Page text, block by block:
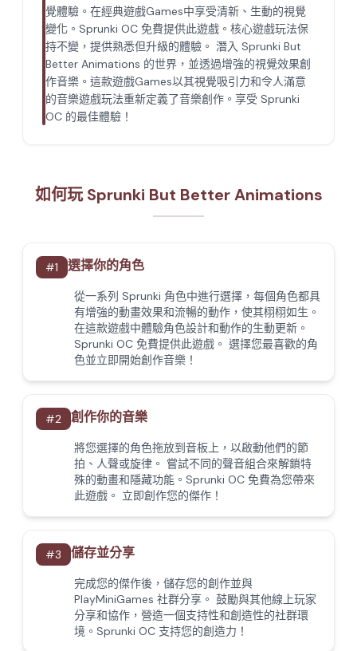
覺體驗。在經典遊戲Games中享受清新、生動的視覺
變化。Sprunki OC 免費提供此遊戲。核心遊戲玩法保
持不變，提供熟悉但升級的體驗。 潛入 Sprunki But
Better Animations 的世界，並透過增強的視覺效果創
作音樂。這款遊戲Games以其視覺吸引力和令人滿意
的音樂遊戲玩法重新定義了音樂創作。享受 Sprunki
OC 的最佳體驗！
如何玩 Sprunki But Better Animations
#1 選擇你的角色
從一系列 Sprunki 角色中進行選擇，每個角色都具
有增強的動畫效果和流暢的動作，使其栩栩如生。
在這款遊戲中體驗角色設計和動作的生動更新。
Sprunki OC 免費提供此遊戲。 選擇您最喜歡的角
色並立即開始創作音樂！
#2 創作你的音樂
將您選擇的角色拖放到音板上，以啟動他們的節
拍、人聲或旋律。 嘗試不同的聲音組合來解鎖特
殊的動畫和隱藏功能。Sprunki OC 免費為您帶來
此遊戲。 立即創作您的傑作！
#3 儲存並分享
完成您的傑作後，儲存您的創作並與
PlayMiniGames 社群分享。 鼓勵與其他線上玩家
分享和協作，營造一個支持性和創造性的社群環
境。Sprunki OC 支持您的創造力！